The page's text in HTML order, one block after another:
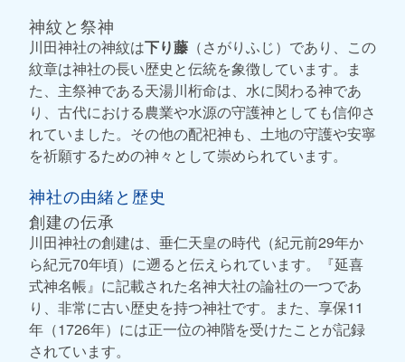
神紋と祭神
川田神社の神紋は下り藤 （さがりふじ）であり、この
紋章は神社の長い歴史と伝統を象徴しています。ま
た、主祭神である天湯川桁命は、水に関わる神であ
り、古代における農業や水源の守護神としても信仰さ
れていました。その他の配祀神も、土地の守護や安寧
を祈願するための神々として崇められています。
神社の由緒と歴史
創建の伝承
川田神社の創建は、垂仁天皇の時代（紀元前29年か
ら紀元70年頃）に遡ると伝えられています。『延喜
式神名帳』に記載された名神大社の論社の一つであ
り、非常に古い歴史を持つ神社です。また、享保11
年（1726年）には正一位の神階を受けたことが記録
されています。